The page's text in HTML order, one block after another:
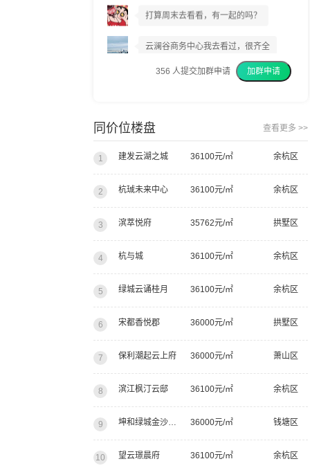
打算周末去看看，有一起的吗？
云澜谷商务中心我去看过，很齐全
我上周已经交了意向金
356 人提交加群申请 加群申请
同价位楼盘 查看更多 >>
1 建发云湖之城 36100元/㎡ 余杭区
2 杭珹未来中心 36100元/㎡ 余杭区
3 滨萃悦府 35762元/㎡ 拱墅区
4 杭与城 36100元/㎡ 余杭区
5 绿城云诵桂月 36100元/㎡ 余杭区
6 宋都香悦郡 36000元/㎡ 拱墅区
7 保利潮起云上府 36000元/㎡ 萧山区
8 滨江枫汀云邸 36100元/㎡ 余杭区
9 坤和绿城金沙湖紫棠园 36000元/㎡ 钱塘区
10 望云璟晨府 36100元/㎡ 余杭区